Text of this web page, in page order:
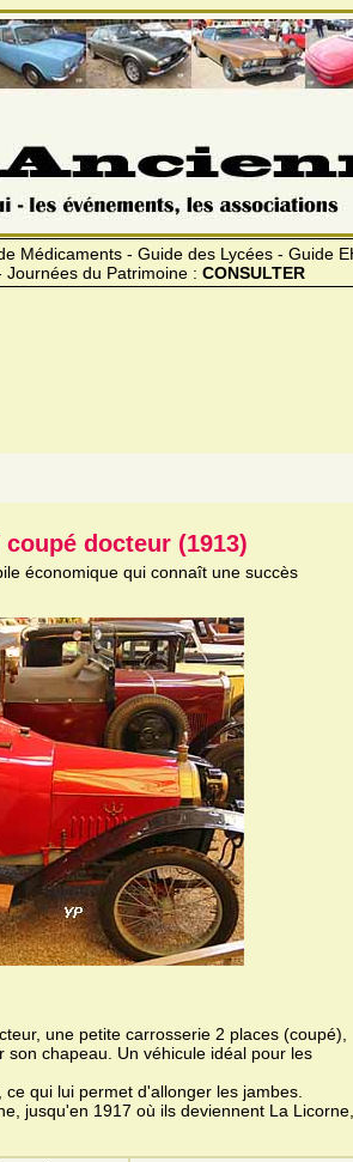
Médicaments - Guide des Lycées - Guide
Journées du Patrimoine : CONSULTER
docteur (1913)
économique qui connaît une succès
une petite carrosserie 2 places (coupé),
chapeau. Un véhicule idéal pour les
qui lui permet d'allonger les jambes.
jusqu'en 1917 où ils deviennent La Licorne,